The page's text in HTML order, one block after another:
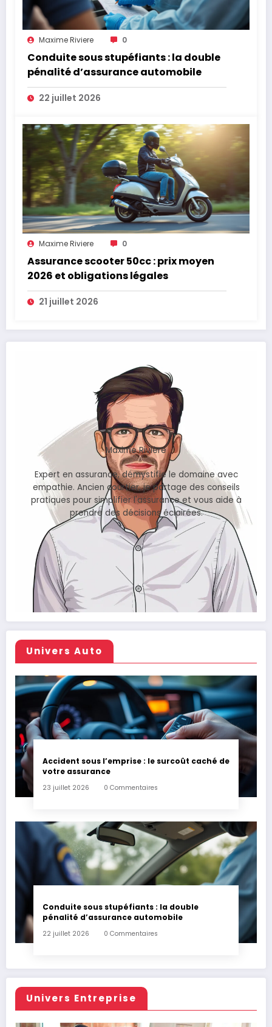
Maxime Riviere 0
Conduite sous stupéfiants : la double
pénalité d’assurance automobile
22 juillet 2026
Maxime Riviere 0
Assurance scooter 50cc : prix moyen
2026 et obligations légales
21 juillet 2026
Maxime Rivière
Expert en assurance, démystifie le domaine avec
empathie. Ancien courtier, je partage des conseils
pratiques pour simplifier l'assurance et vous aide à
prendre des décisions éclairées.
Univers Auto
Accident sous l’emprise : le surcoût caché de
votre assurance
23 juillet 2026 0 Commentaires
Conduite sous stupéfiants : la double
pénalité d’assurance automobile
22 juillet 2026 0 Commentaires
Univers Entreprise